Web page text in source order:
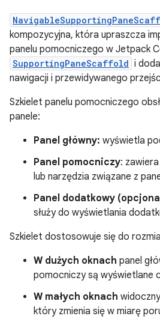
kompozycyjna, która upraszcza
panelu pomocniczego w Jetpack
SupportingPaneScaffold i
nawigacji i przewidywanego
Szkielet panelu pomocniczego
panele:
Panel główny: wyświetla
Panel pomocniczy:
lub narzędzia związane z
Panel dodatkowy
służy do wyświetlania
Szkielet dostosowuje się do
W dużych oknach panel
pomocniczy są wyświetlane
W małych oknach
który zmienia się w miarę